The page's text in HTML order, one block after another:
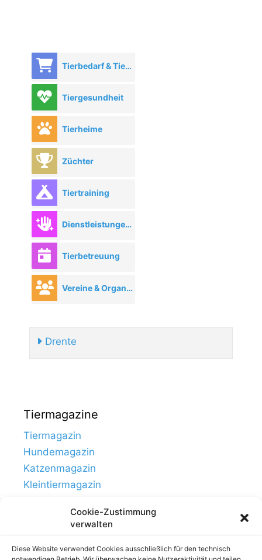
Cookie-Zustimmung
verwalten
Diese Website verwendet Cookies ausschließlich für den technisch
Tierbedarf & Tierhandel
Tiergesundheit
Tierheime
Züchter
Tiertraining
Dienstleistungen rund ums Tier
Tierbetreuung
Vereine & Organisationen
Drente
Tiermagazine
Tiermagazin
Hundemagazin
Katzenmagazin
Kleintiermagazin